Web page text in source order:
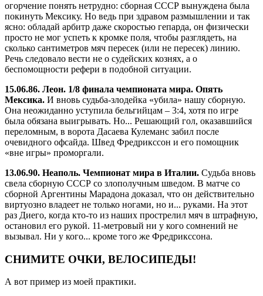
огорчение понять нетрудно: сборная СССР вынуждена была
покинуть Мексику. Но ведь при здравом размышлении и так
ясно: обладай арбитр даже скоростью гепарда, он физически
просто не мог успеть к кромке поля, чтобы разглядеть, на
сколько сантиметров мяч пересек (или не пересек) линию.
Речь следовало вести не о судейских кознях, а о
беспомощности рефери в подобной ситуации.
15.06.86. Леон. 1/8 финала чемпионата мира. Опять
Мексика. И вновь судьба-злодейка «убила» нашу сборную.
Она неожиданно уступила бельгийцам – 3:4, хотя по игре
была обязана выигрывать. Но... Решающий гол, оказавшийся
переломным, в ворота Дасаева Кулеманс забил после
очевидного офсайда. Швед Фредрикссон и его помощник
«вне игры» проморгали.
13.06.90. Неаполь. Чемпионат мира в Италии. Судьба вновь
свела сборную СССР со злополучным шведом. В матче со
сборной Аргентины Марадона доказал, что он действительно
виртуозно владеет не только ногами, но и... руками. На этот
раз Диего, когда кто-то из наших прострелил мяч в штрафную,
остановил его рукой. 11-метровый ни у кого сомнений не
вызывал. Ни у кого... кроме того же Фредрикссона.
СНИМИТЕ ОЧКИ, ВЕЛОСИПЕДЫ!
А вот пример из моей практики.